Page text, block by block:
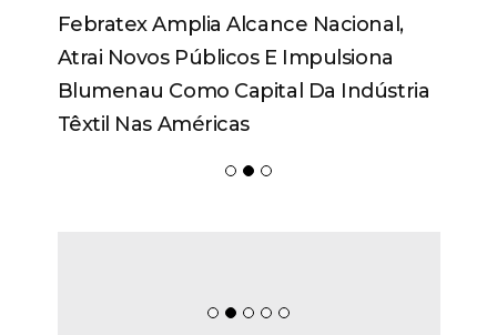
Febratex Amplia Alcance Nacional,
Atrai Novos Públicos E Impulsiona
Blumenau Como Capital Da Indústria
Têxtil Nas Américas